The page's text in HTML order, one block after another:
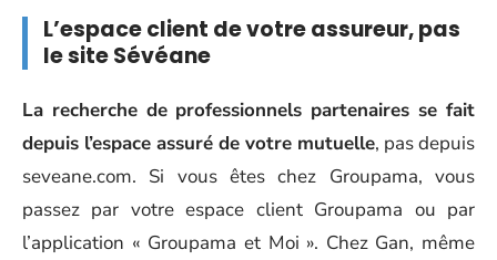
L’espace client de votre assureur, pas
le site Sévéane
La recherche de professionnels partenaires se fait
depuis l’espace assuré de votre mutuelle, pas depuis
seveane.com. Si vous êtes chez Groupama, vous
passez par votre espace client Groupama ou par
l’application « Groupama et Moi ». Chez Gan, même